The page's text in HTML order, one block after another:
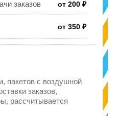
заказов от 200 ₽
от 350 ₽
пакетов с воздушной
заказов,
рассчитывается